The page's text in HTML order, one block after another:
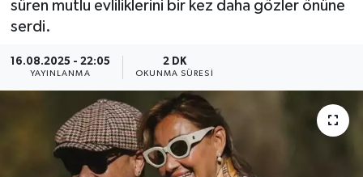
süren mutlu evliliklerini bir kez daha gözler önüne
serdi.
16.08.2025 - 22:05
YAYINLANMA
2 DK
OKUNMA SÜRESI
YEREL